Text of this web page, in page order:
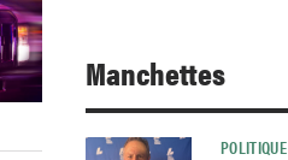
Manchettes
POLITIQUE